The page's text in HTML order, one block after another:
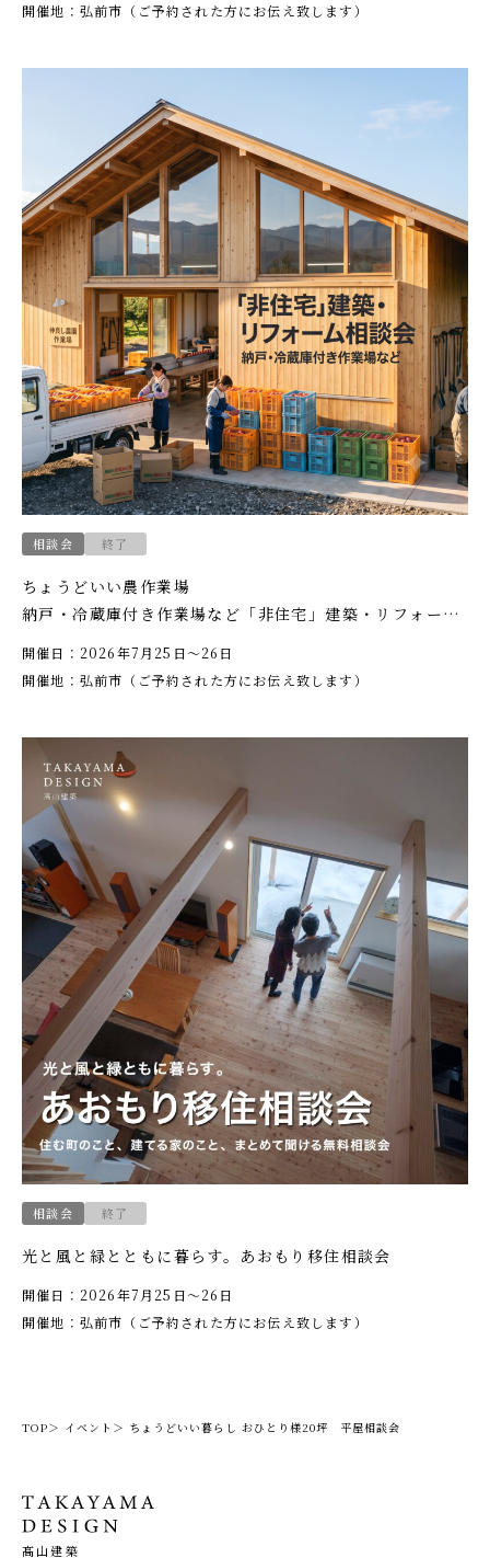
開催地：弘前市（ご予約された方にお伝え致します）
相談会 終了
ちょうどいい農作業場
納戸・冷蔵庫付き作業場など「非住宅」建築・リフォーム
相談会 開催！
開催日：2026年7月25日〜26日
開催地：弘前市（ご予約された方にお伝え致します）
相談会 終了
光と風と緑とともに暮らす。あおもり移住相談会
開催日：2026年7月25日〜26日
開催地：弘前市（ご予約された方にお伝え致します）
TOP＞ イベント＞ ちょうどいい暮らし おひとり様20坪 平屋相談会
髙山建築